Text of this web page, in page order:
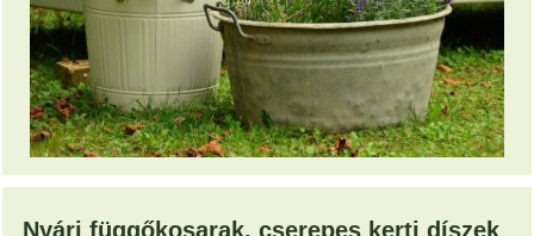
Nyári függőkosarak, cserepes kerti díszek